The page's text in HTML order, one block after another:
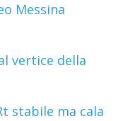
Messina
vertice della
stabile ma cala